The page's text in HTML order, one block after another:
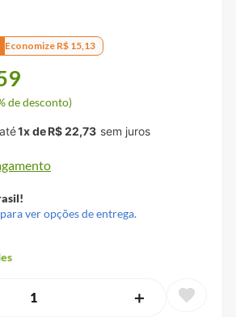
Economize R$ 15,13
de desconto)
1x deR$22,73
ver opções de entrega.
＋